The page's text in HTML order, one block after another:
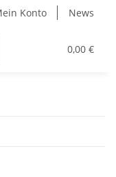
Konto News
0,00 €